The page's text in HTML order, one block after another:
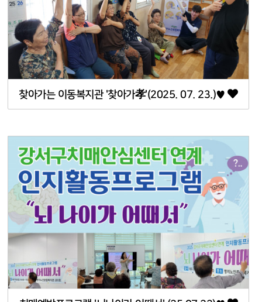
찾아가는 이동복지관 '찾아가孝'(2025. 07. 23.)♥